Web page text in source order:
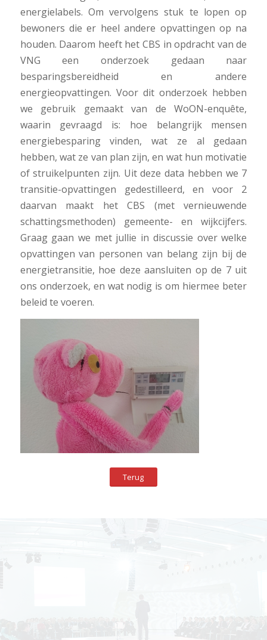
energielabels. Om vervolgens stuk te lopen op
bewoners die er heel andere opvattingen op na
houden. Daarom heeft het CBS in opdracht van de
VNG een onderzoek gedaan naar
besparingsbereidheid en andere
energieopvattingen. Voor dit onderzoek hebben
we gebruik gemaakt van de WoON-enquête,
waarin gevraagd is: hoe belangrijk mensen
energiebesparing vinden, wat ze al gedaan
hebben, wat ze van plan zijn, en wat hun motivatie
of struikelpunten zijn. Uit deze data hebben we 7
transitie-opvattingen gedestilleerd, en voor 2
daarvan maakt het CBS (met vernieuwende
schattingsmethoden) gemeente- en wijkcijfers.
Graag gaan we met jullie in discussie over welke
opvattingen van personen van belang zijn bij de
energietransitie, hoe deze aansluiten op de 7 uit
ons onderzoek, en wat nodig is om hiermee beter
beleid te voeren.
Terug